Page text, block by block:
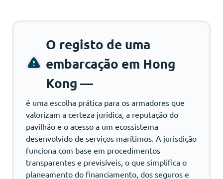
O registo de uma
embarcação em Hong
Kong —
é uma escolha prática para os armadores que
valorizam a certeza jurídica, a reputação do
pavilhão e o acesso a um ecossistema
desenvolvido de serviços marítimos. A jurisdição
funciona com base em procedimentos
transparentes e previsíveis, o que simplifica o
planeamento do financiamento, dos seguros e